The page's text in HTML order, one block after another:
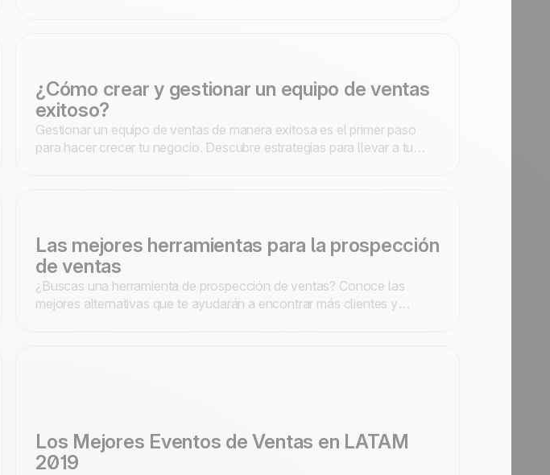
¿Cómo crear y gestionar un equipo de ventas
exitoso?
Gestionar un equipo de ventas de manera exitosa es el primer paso
para hacer crecer tu negocio. Descubre estrategias para llevar a tu
Las mejores herramientas para la prospección
de ventas
¿Buscas una herramienta de prospección de ventas? Conoce las
mejores alternativas que te ayudarán a encontrar más clientes y
Los Mejores Eventos de Ventas en LATAM
2019